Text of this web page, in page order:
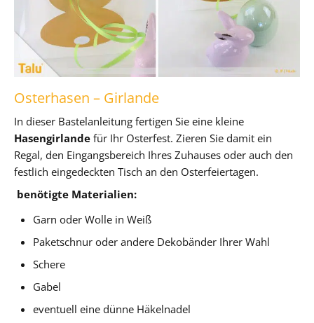
Osterhasen – Girlande
In dieser Bastelanleitung fertigen Sie eine kleine
Hasengirlande für Ihr Osterfest. Zieren Sie damit ein
Regal, den Eingangsbereich Ihres Zuhauses oder auch den
festlich eingedeckten Tisch an den Osterfeiertagen.
benötigte Materialien:
Garn oder Wolle in Weiß
Paketschnur oder andere Dekobänder Ihrer Wahl
Schere
Gabel
eventuell eine dünne Häkelnadel